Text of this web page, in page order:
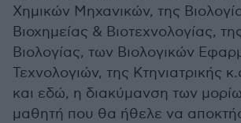
Χημικών Μηχανικών, της
Βιοχημείας & Βιοτεχνολογίας,
Βιολογίας, των Βιολογικών
Τεχνολογιών, της Κτηνιατρικής
και εδώ, η διακύμανση των
μαθητή που θα ήθελε να